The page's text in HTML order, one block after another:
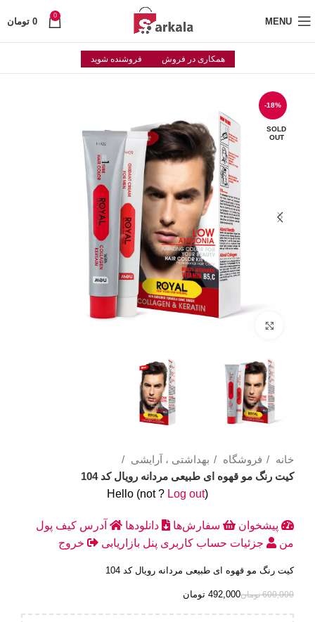
MENU
0
0 تومان
همکاری در فروش فروشنده شوید
-18%
SOLD
OUT
خانه فروشگاه
بهداشتی ، آرایشی
کیت رنگ مو قهوه ای طبیعی مردانه رویال کد 104
Hello (not? Log out)
پیشخوان سفارش‌ها دانلودها آدرس کیف پول
من
جزئیات حساب کاربری پنل بازاریابی خروج
کیت رنگ مو قهوه ای طبیعی مردانه رویال کد 104
600,000 تومان492,000 تومان